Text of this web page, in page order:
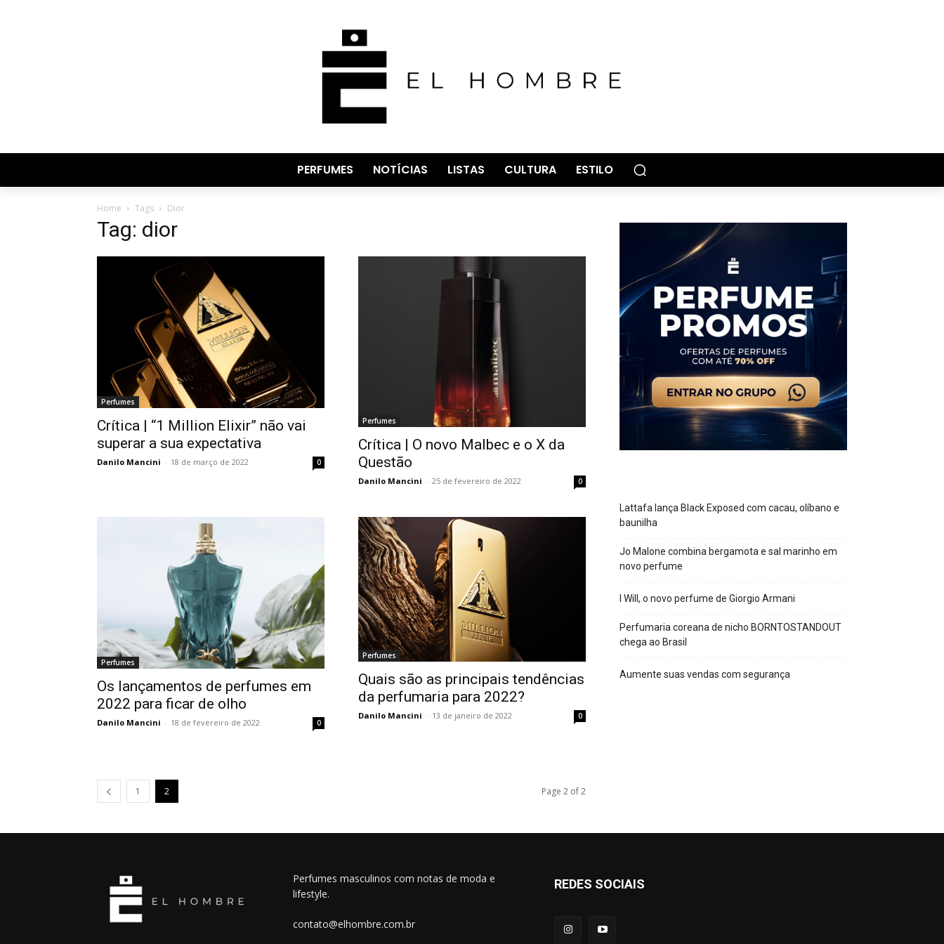
PERFUMES NOTÍCIAS LISTAS CULTURA ESTILO
Home Tags Dior
Tag: dior
Perfumes
Crítica | “1 Million Elixir” não vai
superar a sua expectativa
Danilo Mancini - 18 de março de 2022 0
Perfumes
Crítica | O novo Malbec e o X da
Questão
Danilo Mancini - 25 de fevereiro de 2022 0
Perfumes
Os lançamentos de perfumes em
2022 para ficar de olho
Danilo Mancini - 18 de fevereiro de 2022 0
Perfumes
Quais são as principais tendências
da perfumaria para 2022?
Danilo Mancini - 13 de janeiro de 2022 0
1 2 Page 2 of 2
Lattafa lança Black Exposed com cacau, olíbano e
baunilha
Jo Malone combina bergamota e sal marinho em
novo perfume
I Will, o novo perfume de Giorgio Armani
Perfumaria coreana de nicho BORNTOSTANDOUT
chega ao Brasil
Aumente suas vendas com segurança
Perfumes masculinos com notas de moda e
lifestyle.
contato@elhombre.com.br
REDES SOCIAIS